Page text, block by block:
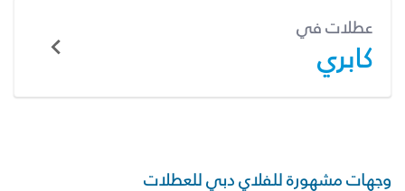
عطلات في
كابري
وجهات مشهورة للفلاي دبي للعطلات